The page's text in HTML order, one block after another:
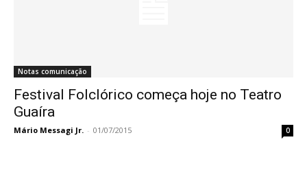
Notas comunicação
Festival Folclórico começa hoje no Teatro
Guaíra
Mário Messagi Jr. - 01/07/2015 0